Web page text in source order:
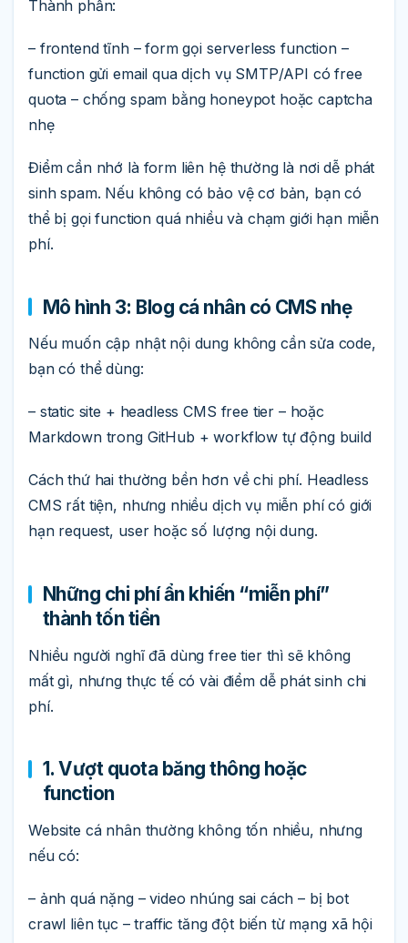
Thành phần:
– frontend tĩnh – form gọi serverless function –
function gửi email qua dịch vụ SMTP/API có free
quota – chống spam bằng honeypot hoặc captcha
nhẹ
Điểm cần nhớ là form liên hệ thường là nơi dễ phát
sinh spam. Nếu không có bảo vệ cơ bản, bạn có
thể bị gọi function quá nhiều và chạm giới hạn miễn
phí.
Mô hình 3: Blog cá nhân có CMS nhẹ
Nếu muốn cập nhật nội dung không cần sửa code,
bạn có thể dùng:
– static site + headless CMS free tier – hoặc
Markdown trong GitHub + workflow tự động build
Cách thứ hai thường bền hơn về chi phí. Headless
CMS rất tiện, nhưng nhiều dịch vụ miễn phí có giới
hạn request, user hoặc số lượng nội dung.
Những chi phí ẩn khiến “miễn phí”
thành tốn tiền
Nhiều người nghĩ đã dùng free tier thì sẽ không
mất gì, nhưng thực tế có vài điểm dễ phát sinh chi
phí.
1. Vượt quota băng thông hoặc
function
Website cá nhân thường không tốn nhiều, nhưng
nếu có:
– ảnh quá nặng – video nhúng sai cách – bị bot
crawl liên tục – traffic tăng đột biến từ mạng xã hội